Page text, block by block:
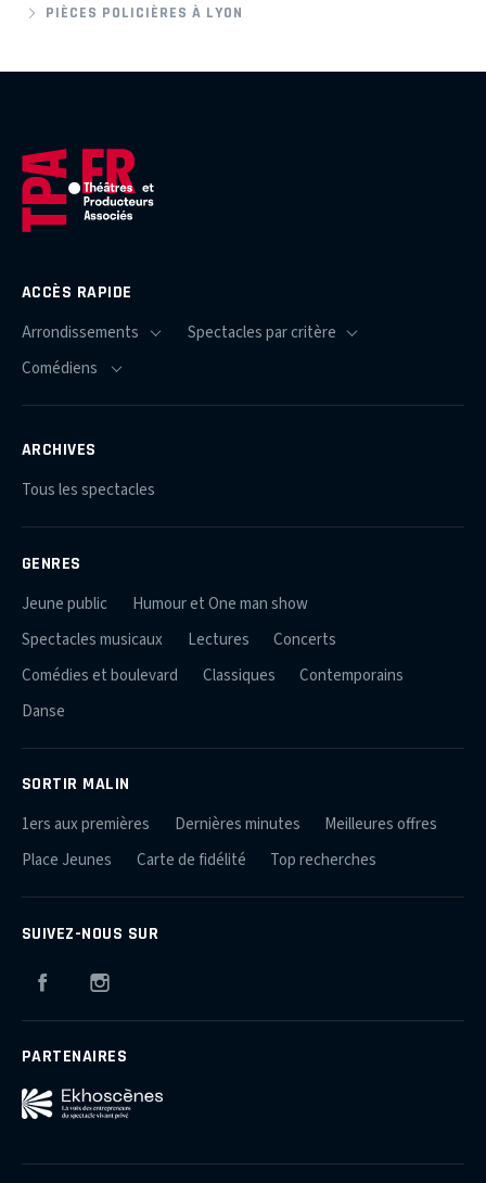
PIÈCES POLICIÈRES À LYON
ACCÈS RAPIDE
ARCHIVES
Tous les spectacles
GENRES
Jeune public
Humour et One man show
Spectacles musicaux
Lectures
Concerts
Comédies et boulevard
Classiques
Contemporains
Danse
SORTIR MALIN
1ers aux premières Dernières minutes
Meilleures offres
Place Jeunes
Carte de fidélité Top recherches
SUIVEZ-NOUS SUR
Facebook
PARTENAIRES